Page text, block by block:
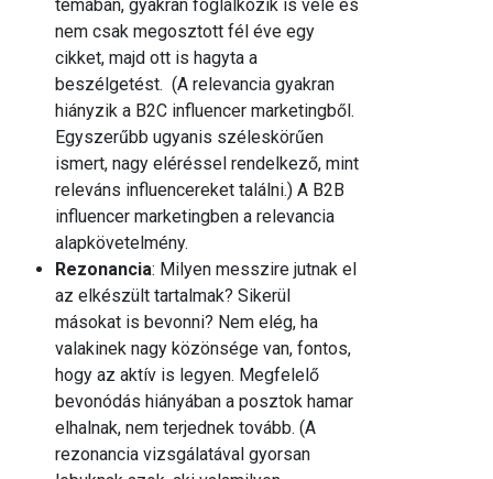
témában, gyakran foglalkozik is vele és
nem csak megosztott fél éve egy
cikket, majd ott is hagyta a
beszélgetést. (A relevancia gyakran
hiányzik a B2C influencer marketingből.
Egyszerűbb ugyanis széleskörűen
ismert, nagy eléréssel rendelkező, mint
releváns influencereket találni.) A B2B
influencer marketingben a relevancia
alapkövetelmény.
Rezonancia: Milyen messzire jutnak el
az elkészült tartalmak? Sikerül
másokat is bevonni? Nem elég, ha
valakinek nagy közönsége van, fontos,
hogy az aktív is legyen. Megfelelő
bevonódás hiányában a posztok hamar
elhalnak, nem terjednek tovább. (A
rezonancia vizsgálatával gyorsan